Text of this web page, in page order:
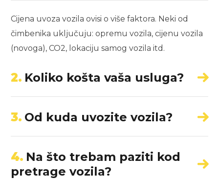
Cijena uvoza vozila ovisi o više faktora. Neki od
čimbenika uključuju: opremu vozila, cijenu vozila
(novoga), CO2, lokaciju samog vozila itd.
2. Koliko košta vaša usluga?
3. Od kuda uvozite vozila?
4. Na što trebam paziti kod
pretrage vozila?